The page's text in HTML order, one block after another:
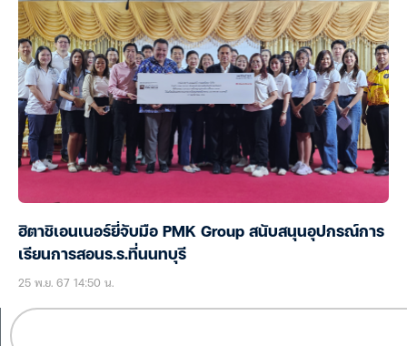
ฮิตาชิเอนเนอร์ยี่จับมือ PMK Group สนับสนุนอุปกรณ์การ
เรียนการสอนร.ร.ที่นนทบุรี
25 พ.ย. 67 14:50 น.